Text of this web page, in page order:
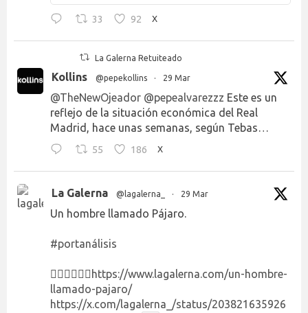
33 92 X
La Galerna Retuiteado
Kollins @pepekollins · 29 Mar
@TheNewOjeador @pepealvarezzz Este es un
reflejo de la situación económica del Real
Madrid, hace unas semanas, según Tebas…
55 186 X
La Galerna @lagalerna_ · 29 Mar
Un hombre llamado Pájaro.
#portanálisis
👉🏻👉🏻👉🏻 https://www.lagalerna.com/un-hombre-
llamado-pajaro/
https://x.com/lagalerna_/status/203821635926